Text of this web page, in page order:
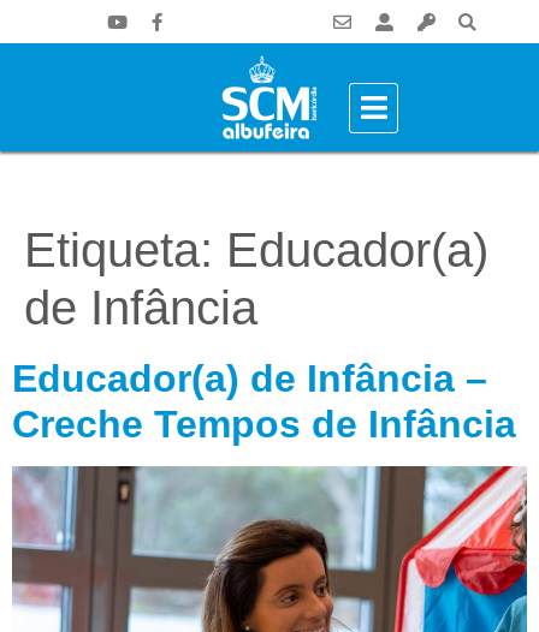
Etiqueta: Educador(a)
de Infância
Educador(a) de Infância –
Creche Tempos de Infância